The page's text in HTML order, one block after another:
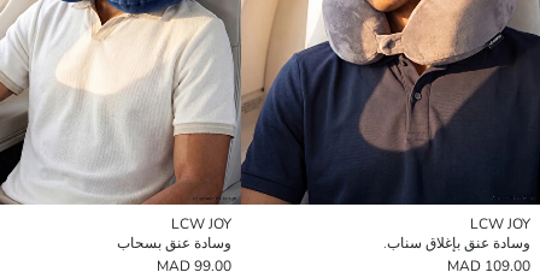
LCW JOY
وسادة عنق بإغلاق سناب.
109.00 MAD
LCW JOY
وسادة عنق بسحاب
99.00 MAD